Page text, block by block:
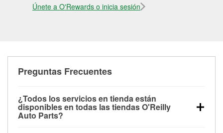
Únete a O'Rewards o inicia sesión
Preguntas Frecuentes
¿Todos los servicios en tienda están
disponibles en todas las tiendas O'Reilly
Auto Parts?